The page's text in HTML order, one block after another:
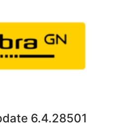
6.4.28501